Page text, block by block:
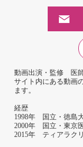
動画出演・監修 医
サイト内にある動画
ます。
経歴
1998年 国立・徳島
2000年 国立・東京
2015年 ティアラク